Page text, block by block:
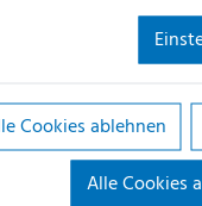
Cookies ablehnen
Alle Cookies